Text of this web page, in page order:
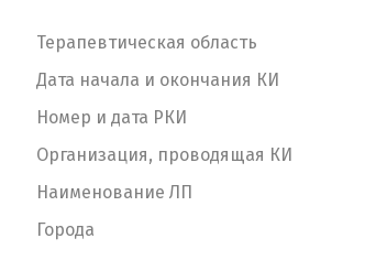
Терапевтическая область
Дата начала и окончания КИ
Номер и дата РКИ
Организация, проводящая КИ
Наименование ЛП
Города